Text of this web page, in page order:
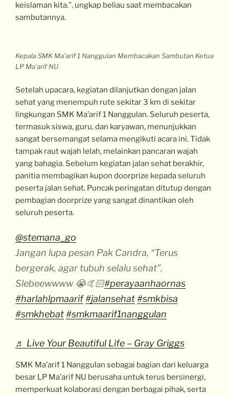
keislaman kita.”, ungkap beliau saat membacakan
sambutannya.
Kepala SMK Ma’arif 1 Nanggulan Membacakan Sambutan Ketua
LP Ma’arif NU
Setelah upacara, kegiatan dilanjutkan dengan jalan
sehat yang menempuh rute sekitar 3 km di sekitar
lingkungan SMK Ma’arif 1 Nanggulan. Seluruh peserta,
termasuk siswa, guru, dan karyawan, menunjukkan
sangat bersemangat selama mengikuti acara ini. Tidak
tampak raut wajah lelah, melainkan pancaran wajah
yang bahagia. Sebelum kegiatan jalan sehat berakhir,
panitia membagikan kupon doorprize kepada seluruh
peserta jalan sehat. Puncak peringatan ditutup dengan
pembagian doorprize yang sangat dinantikan oleh
seluruh peserta.
@stemana_go
Jangan lupa pesan Pak Candra, “Terus
bergerak, agar tubuh selalu sehat”.
Slebeewwww 😭🤙🏻#perayaanhaornas
#harlahlpmaarif#jalansehat#smkbisa
#smkhebat#smkmaarif1nanggulan
♬ Live Your Beautiful Life – Gray Griggs
SMK Ma’arif 1 Nanggulan sebagai bagian dari keluarga
besar LP Ma’arif NU berusaha untuk terus bersinergi,
memperkuat kolaborasi dengan berbagai pihak, serta